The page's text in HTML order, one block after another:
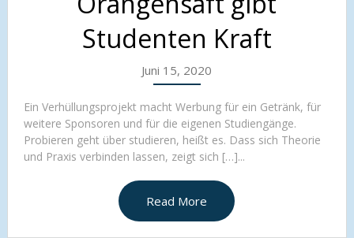
Studenten Kraft
Juni 15, 2020
Ein Verhüllungsprojekt macht Werbung für ein Getränk, für
weitere Sponsoren und für die eigenen Studiengänge.
Probieren geht über studieren, heißt es. Dass sich Theorie
und Praxis verbinden lassen, zeigt sich […]...
Read More